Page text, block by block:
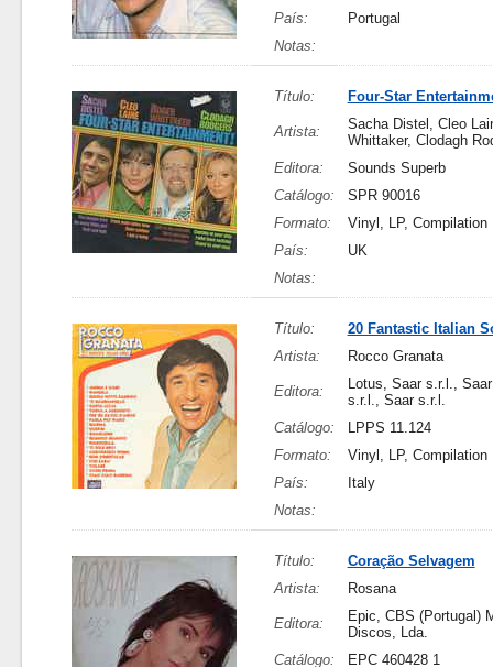
País:
Portugal
Notas:
Título: Four-Star
Artista:
Sacha Distel, Cleo
Whittaker, Clodagh
Editora:
Sounds Superb
Catálogo:
SPR 90016
Formato:
Vinyl, LP, Compilation
País:
UK
Notas:
Título:
20 Fantastic Italian
Artista:
Rocco Granata
Editora:
Lotus, Saar s.r.l.,
s.r.l., Saar s.r.l.
Catálogo:
LPPS 11.124
Formato:
Vinyl, LP, Compilation
País:
Italy
Notas:
Título:
Coração Selvagem
Artista:
Rosana
Editora:
Epic, CBS (Portugal)
Discos, Lda.
Catálogo:
EPC 460428 1